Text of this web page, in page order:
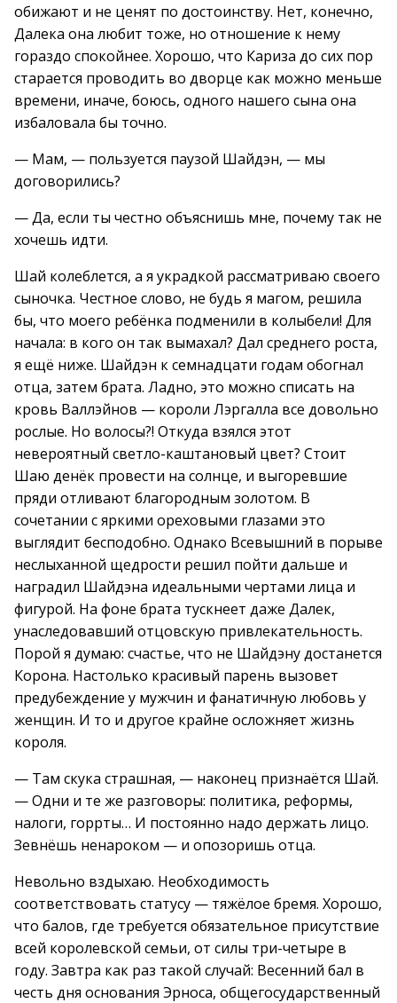
обижают и не ценят по достоинству. Нет, конечно,
Далека она любит тоже, но отношение к нему
гораздо спокойнее. Хорошо, что Кариза до сих пор
старается проводить во дворце как можно меньше
времени, иначе, боюсь, одного нашего сына она
избаловала бы точно.
— Мам, — пользуется паузой Шайдэн, — мы
договорились?
— Да, если ты честно объяснишь мне, почему так не
хочешь идти.
Шай колеблется, а я украдкой рассматриваю своего
сыночка. Честное слово, не будь я магом, решила
бы, что моего ребёнка подменили в колыбели! Для
начала: в кого он так вымахал? Дал среднего роста,
я ещё ниже. Шайдэн к семнадцати годам обогнал
отца, затем брата. Ладно, это можно списать на
кровь Валлэйнов — короли Лэргалла все довольно
рослые. Но волосы?! Откуда взялся этот
невероятный светло-каштановый цвет? Стоит
Шаю денёк провести на солнце, и выгоревшие
пряди отливают благородным золотом. В
сочетании с яркими ореховыми глазами это
выглядит бесподобно. Однако Всевышний в порыве
неслыханной щедрости решил пойти дальше и
наградил Шайдэна идеальными чертами лица и
фигурой. На фоне брата тускнеет даже Далек,
унаследовавший отцовскую привлекательность.
Порой я думаю: счастье, что не Шайдэну достанется
Корона. Настолько красивый парень вызовет
предубеждение у мужчин и фанатичную любовь у
женщин. И то и другое крайне осложняет жизнь
короля.
— Там скука страшная, — наконец признаётся Шай.
— Одни и те же разговоры: политика, реформы,
налоги, горрты… И постоянно надо держать лицо.
Зевнёшь ненароком — и опозоришь отца.
Невольно вздыхаю. Необходимость
соответствовать статусу — тяжёлое бремя. Хорошо,
что балов, где требуется обязательное присутствие
всей королевской семьи, от силы три-четыре в
году. Завтра как раз такой случай: Весенний бал в
честь дня основания Эрноса, общегосударственный